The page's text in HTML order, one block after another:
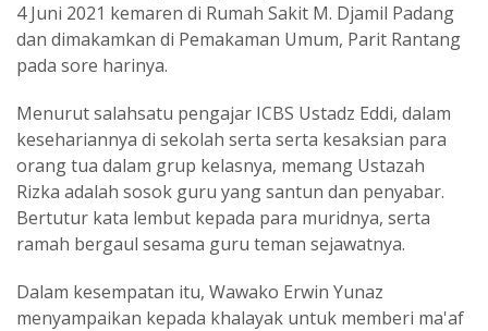
4 Juni 2021 kemaren di Rumah Sakit M. Djamil Padang
dan dimakamkan di Pemakaman Umum, Parit Rantang
pada sore harinya.
Menurut salahsatu pengajar ICBS Ustadz Eddi, dalam
kesehariannya di sekolah serta serta kesaksian para
orang tua dalam grup kelasnya, memang Ustazah
Rizka adalah sosok guru yang santun dan penyabar.
Bertutur kata lembut kepada para muridnya, serta
ramah bergaul sesama guru teman sejawatnya.
Dalam kesempatan itu, Wawako Erwin Yunaz
menyampaikan kepada khalayak untuk memberi ma'af